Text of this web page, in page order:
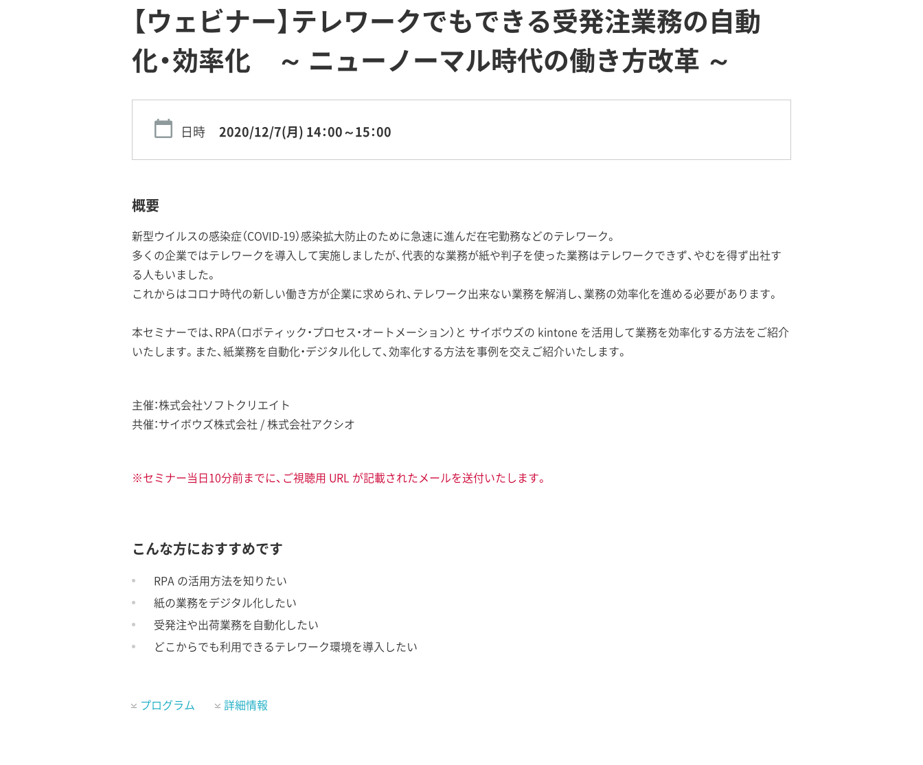
【ウェビナー】テレワークでもできる受発注業務の自動
化・効率化 ～ ニューノーマル時代の働き方改革 ～
日時 2020/12/7(月) 14：00～15：00
概要
新型ウイルスの感染症（COVID-19）感染拡大防止のために急速に進んだ在宅勤務などのテレワーク。
多くの企業ではテレワークを導入して実施しましたが、代表的な業務が紙や判子を使った業務はテレワークできず、やむを得ず出社す
る人もいました。
これからはコロナ時代の新しい働き方が企業に求められ、テレワーク出来ない業務を解消し、業務の効率化を進める必要があります。
本セミナーでは、RPA（ロボティック・プロセス・オートメーション）と サイボウズの kintone を活用して業務を効率化する方法をご紹介
いたします。また、紙業務を自動化・デジタル化して、効率化する方法を事例を交えご紹介いたします。
主催：株式会社ソフトクリエイト
共催：サイボウズ株式会社 / 株式会社アクシオ
※セミナー当日10分前までに、ご視聴用 URL が記載されたメールを送付いたします。
こんな方におすすめです
RPA の活用方法を知りたい
紙の業務をデジタル化したい
受発注や出荷業務を自動化したい
どこからでも利用できるテレワーク環境を導入したい
プログラム 詳細情報